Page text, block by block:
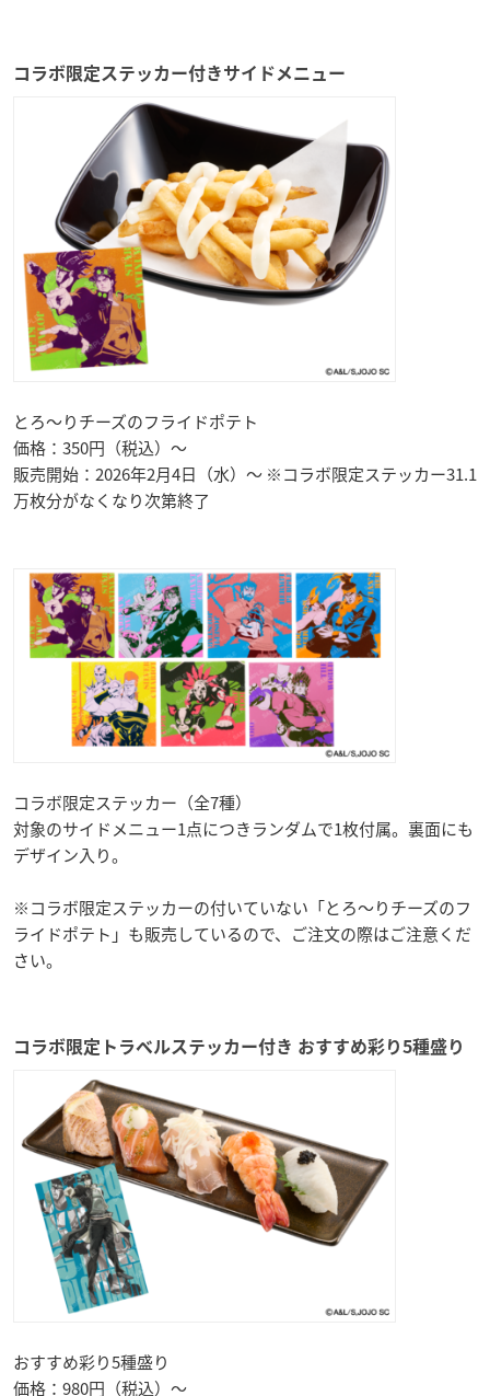
コラボ限定ステッカー付きサイドメニュー
とろ～りチーズのフライドポテト
価格：350円（税込）～
販売開始：2026年2月4日（水）～ ※コラボ限定ステッカー31.1
万枚分がなくなり次第終了
コラボ限定ステッカー（全7種）
対象のサイドメニュー1点につきランダムで1枚付属。裏面にも
デザイン入り。
※コラボ限定ステッカーの付いていない「とろ～りチーズのフ
ライドポテト」も販売しているので、ご注文の際はご注意くだ
さい。
コラボ限定トラベルステッカー付き おすすめ彩り5種盛り
おすすめ彩り5種盛り
価格：980円（税込）～